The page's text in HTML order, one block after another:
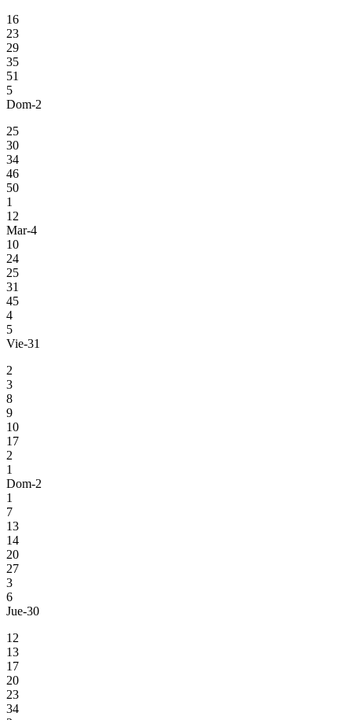
16
23
29
35
51
5
Dom-2
25
30
34
46
50
1
12
Mar-4
10
24
25
31
45
4
5
Vie-31
2
3
8
9
10
17
2
1
Dom-2
1
7
13
14
20
27
3
6
Jue-30
12
13
17
20
23
34